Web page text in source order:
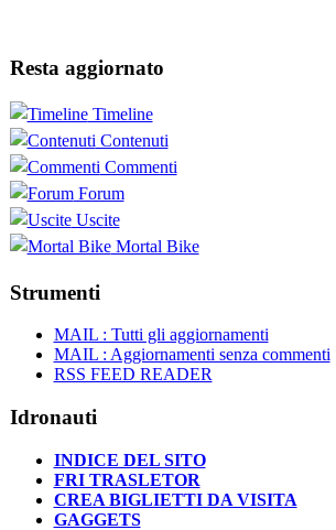
Resta aggiornato
Timeline
Contenuti
Commenti
Forum
Uscite
Mortal Bike
Strumenti
MAIL : Tutti gli aggiornamenti
MAIL : Aggiornamenti senza commenti
RSS FEED READER
Idronauti
INDICE DEL SITO
FRI TRASLETOR
CREA BIGLIETTI DA VISITA
GAGGETS